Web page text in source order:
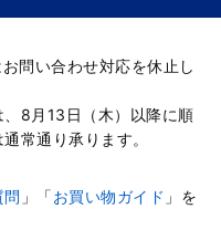
問い合わせ対応を休止し
8月13日（木）以降に順
常通り承ります。
問 」「お買い物ガイド 」を